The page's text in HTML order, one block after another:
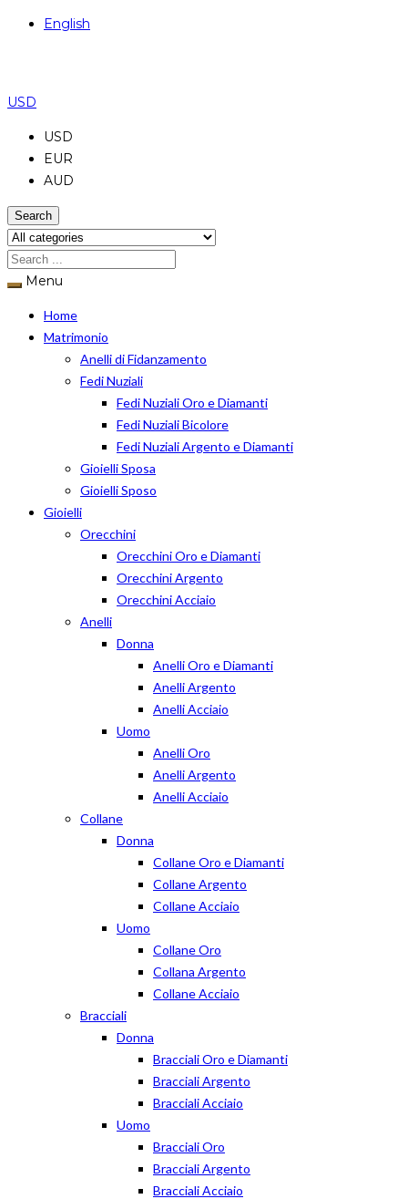
English
USD
USD
EUR
AUD
Search
Menu
Home
Matrimonio
Anelli di Fidanzamento
Fedi Nuziali
Fedi Nuziali Oro e Diamanti
Fedi Nuziali Bicolore
Fedi Nuziali Argento e Diamanti
Gioielli Sposa
Gioielli Sposo
Gioielli
Orecchini
Orecchini Oro e Diamanti
Orecchini Argento
Orecchini Acciaio
Anelli
Donna
Anelli Oro e Diamanti
Anelli Argento
Anelli Acciaio
Uomo
Anelli Oro
Anelli Argento
Anelli Acciaio
Collane
Donna
Collane Oro e Diamanti
Collane Argento
Collane Acciaio
Uomo
Collane Oro
Collana Argento
Collane Acciaio
Bracciali
Donna
Bracciali Oro e Diamanti
Bracciali Argento
Bracciali Acciaio
Uomo
Bracciali Oro
Bracciali Argento
Bracciali Acciaio